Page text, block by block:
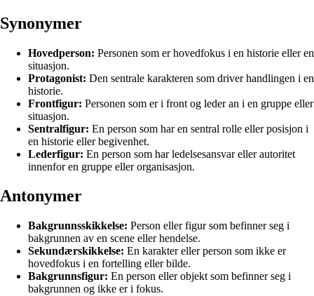
Synonymer
Hovedperson: Personen som er hovedfokus i en historie eller en
situasjon.
Protagonist: Den sentrale karakteren som driver handlingen i en
historie.
Frontfigur: Personen som er i front og leder an i en gruppe eller
situasjon.
Sentralfigur: En person som har en sentral rolle eller posisjon i
en historie eller begivenhet.
Lederfigur: En person som har ledelsesansvar eller autoritet
innenfor en gruppe eller organisasjon.
Antonymer
Bakgrunnsskikkelse: Person eller figur som befinner seg i
bakgrunnen av en scene eller hendelse.
Sekundærskikkelse: En karakter eller person som ikke er
hovedfokus i en fortelling eller bilde.
Bakgrunnsfigur: En person eller objekt som befinner seg i
bakgrunnen og ikke er i fokus.